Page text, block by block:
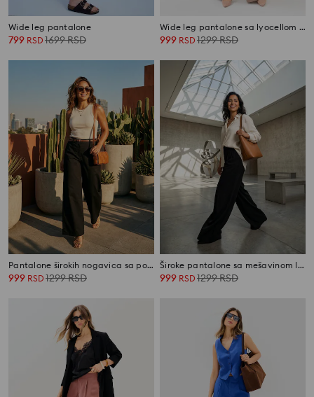
Wide leg pantalone
799 RSD 1699RSD
Wide leg pantalone sa lyocellom i dodatkom lana
999 RSD 1299RSD
Pantalone širokih nogavica sa pojasom
999 RSD 1299RSD
Široke pantalone sa mešavinom lana
999 RSD 1299RSD